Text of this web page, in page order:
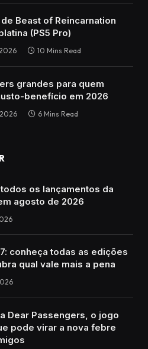
Beast of Reincarnation
(PS5 Pro)
10 Mins Read
grandes para quem
benefício em 2026
6 Mins Read
os lançamentos da
agosto de 2026
conheça todas as edições
qual vale mais a pena
Dear Passengers, o jogo
pode virar a nova febre